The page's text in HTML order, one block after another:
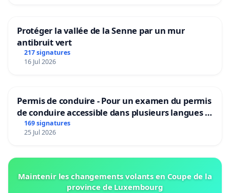
Protéger la vallée de la Senne par un mur
antibruit vert
217 signatures
16 Jul 2026
Permis de conduire - Pour un examen du permis
de conduire accessible dans plusieurs langues à
Bruxelles
169 signatures
25 Jul 2026
Maintenir les changements volants en Coupe de la
province de Luxembourg